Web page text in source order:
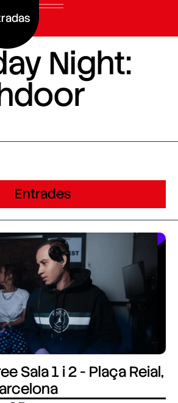
Night:
Entrades
Sala 1 i 2 - Plaça Reial,